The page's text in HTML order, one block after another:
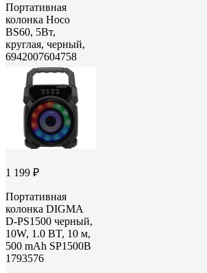
Портативная
колонка Hoco
BS60, 5Вт,
круглая, черный,
6942007604758
1 199 ₽
Портативная
колонка DIGMA
D-PS1500 черный,
10W, 1.0 BT, 10 м,
500 mAh SP1500B
1793576